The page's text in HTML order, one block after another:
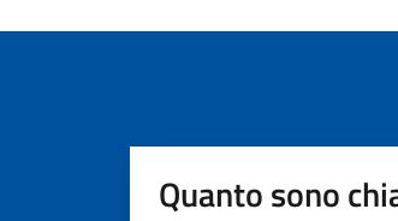
Quanto sono